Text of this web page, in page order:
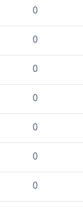
0
0
0
0
0
0
0